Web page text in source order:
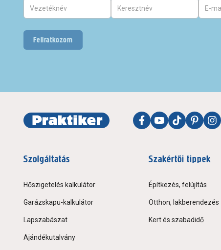
Feliratkozom
Szolgáltatás
Hőszigetelés kalkulátor
Garázskapu-kalkulátor
Lapszabászat
Ajándékutalvány
Szakértői tippek
Építkezés, felújítás
Otthon, lakberendezés
Kert és szabadidő